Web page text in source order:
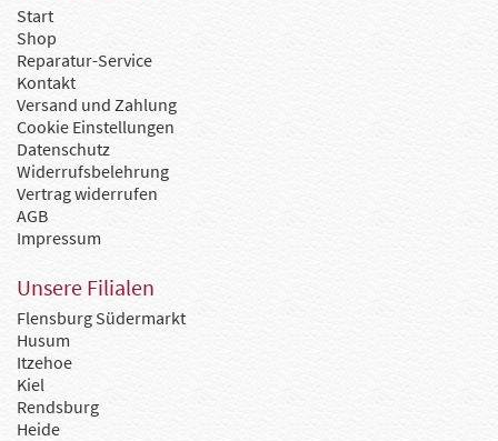
Start
Shop
Reparatur-Service
Kontakt
Versand und Zahlung
Cookie Einstellungen
Datenschutz
Widerrufsbelehrung
Vertrag widerrufen
AGB
Impressum
Unsere Filialen
Flensburg Südermarkt
Husum
Itzehoe
Kiel
Rendsburg
Heide